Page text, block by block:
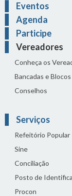
Eventos
Agenda
Participe
Vereadores
Conheça os
Bancadas e Blocos
Conselhos
Serviços
Refeitório Popular
Sine
Conciliação
Posto de
Procon